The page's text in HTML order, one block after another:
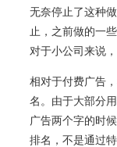
无奈停止了这种
止，之前做的一
对于小公司来说，
相对于付费广告
名。由于大部分
广告两个字的时
排名，不是通过